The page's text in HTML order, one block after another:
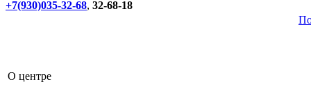
+7(930)035-32-68, 32-68-18
О центре